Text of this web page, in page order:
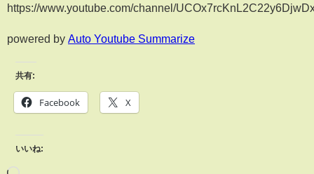
https://www.youtube.com/channel/
powered by Auto Youtube Summarize
共有:
Facebook X
いいね: